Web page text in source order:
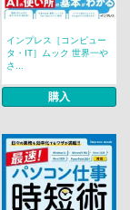
インプレス［コンピュー
タ・IT］ムック 世界一や
さ...
購入